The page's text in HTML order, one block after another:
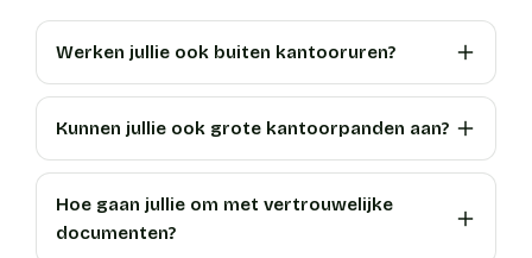
Werken jullie ook buiten kantooruren?
Kunnen jullie ook grote kantoorpanden aan?
Hoe gaan jullie om met vertrouwelijke
documenten?